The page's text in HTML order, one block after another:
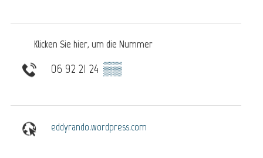
Klicken Sie hier, um die Nummer
06 92 21 24 ▒▒
eddyrando.wordpress.com